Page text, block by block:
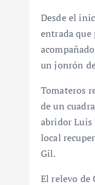
Desde el
entrada
un jonrón
Tomateros
de un
abridor Luis
local
Gil.
El relevo de